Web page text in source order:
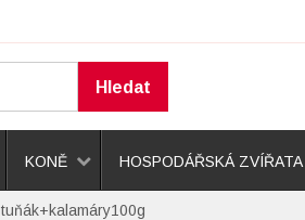
Hledat
KONĚ HOSPODÁŘSKÁ ZVÍŘATA